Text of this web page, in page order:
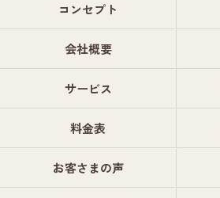
コンセプト
会社概要
サービス
料金表
お客さまの声